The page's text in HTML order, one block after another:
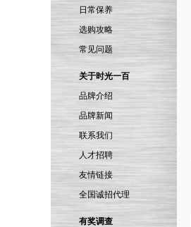
日常保养
选购攻略
常见问题
关于时光一百
品牌介绍
品牌新闻
联系我们
人才招聘
友情链接
全国诚招代理
有奖调查